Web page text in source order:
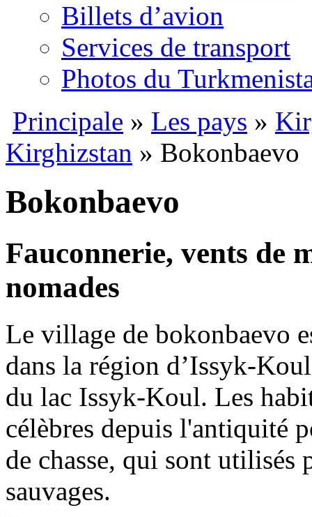
Billets d’avion
Services de transport
Photos du
Principale » Les pays »
Kirghizstan » Bokonbaevo
Bokonbaevo
Fauconnerie, vents de
nomades
Le village de bokonbaevo
dans la région d’Issyk-
du lac Issyk-Koul. Les
célèbres depuis l'antiquité
de chasse, qui sont utilisés
sauvages.